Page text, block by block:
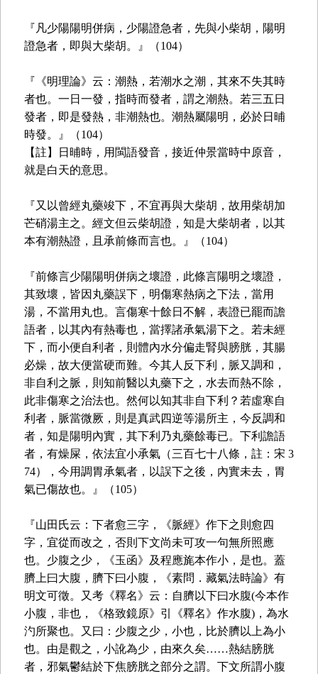
『凡少陽陽明併病，少陽證急者，先與小柴胡，陽明
證急者，即與大柴胡。』（104）
『《明理論》云：潮熱，若潮水之潮，其來不失其時
者也。一日一發，指時而發者，謂之潮熱。若三五日
發者，即是發熱，非潮熱也。潮熱屬陽明，必於日晡
時發。』（104）
【註】日晡時，用閩語發音，接近仲景當時中原音，
就是白天的意思。
『又以曾經丸藥竣下，不宜再與大柴胡，故用柴胡加
芒硝湯主之。經文但云柴胡證，知是大柴胡者，以其
本有潮熱證，且承前條而言也。』（104）
『前條言少陽陽明併病之壞證，此條言陽明之壞證，
其致壞，皆因丸藥誤下，明傷寒熱病之下法，當用
湯，不當用丸也。言傷寒十餘日不解，表證已罷而譫
語者，以其內有熱毒也，當擇諸承氣湯下之。若未經
下，而小便自利者，則體內水分偏走腎與膀胱，其腸
必燥，故大便當硬而難。今其人反下利，脈又調和，
非自利之脈，則知前醫以丸藥下之，水去而熱不除，
此非傷寒之治法也。然何以知其非自下利？若虛寒自
利者，脈當微厥，則是真武四逆等湯所主，今反調和
者，知是陽明內實，其下利乃丸藥餘毒已。下利譫語
者，有燥屎，依法宜小承氣（三百七十八條，註：宋 3
74），今用調胃承氣者，以誤下之後，內實未去，胃
氣已傷故也。』（105）
『山田氏云：下者愈三字，《脈經》作下之則愈四
字，宜從而改之，否則下文尚未可攻一句無所照應
也。少腹之少，《玉函》及程應旄本作小，是也。蓋
臍上曰大腹，臍下曰小腹，《素問．藏氣法時論》有
明文可徵。又考《釋名》云：自臍以下曰水腹(今本作
小腹，非也，《格致鏡原》引《釋名》作水腹)，為水
汋所聚也。又曰：少腹之少，小也，比於臍以上為小
也。由是觀之，小訛為少，由來久矣……熱結膀胱
者，邪氣鬱結於下焦膀胱之部分之謂。下文所謂小腹